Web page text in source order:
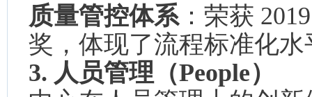
质量管控体系：荣获
奖，体现了流程标准化水
3. 人员管理（People）